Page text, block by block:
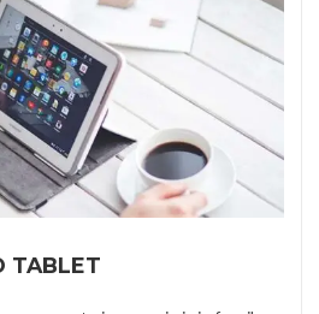
TABLET